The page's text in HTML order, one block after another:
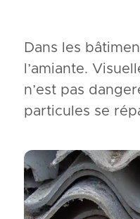
Dans les
l’amiante.
n’est pas
particules se